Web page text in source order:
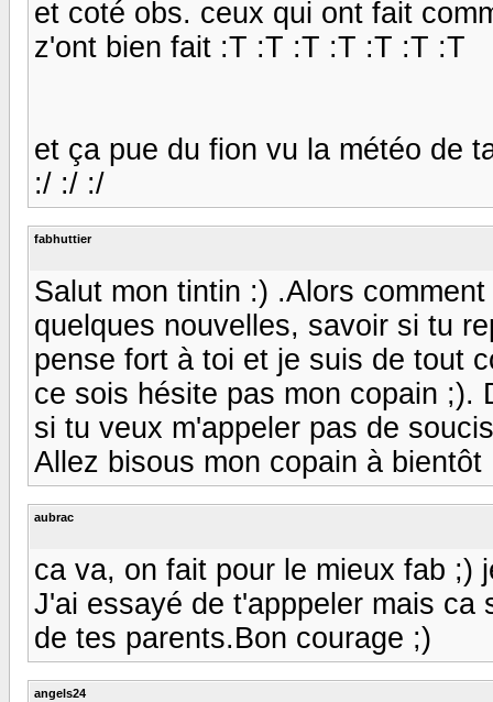
et coté obs. ceux qui ont fait
z'ont bien fait :T :T :T :T :T :T :T
et ça pue du fion vu la météo de
:/ :/ :/
fabhuttier
Salut mon tintin :) .Alors
quelques nouvelles, savoir si tu
pense fort à toi et je suis de tout
ce sois hésite pas mon copain ;).
si tu veux m'appeler pas de
Allez bisous mon copain à bientôt
aubrac
ca va, on fait pour le mieux fab ;)
J'ai essayé de t'apppeler mais ca
de tes parents.Bon courage ;)
angels24